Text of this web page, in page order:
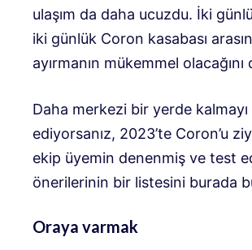
ulaşım da daha ucuzdu. İki
iki günlük Coron kasabası
ayırmanın mükemmel
Daha merkezi bir yerde
ediyorsanız, 2023’te Coron’u
ekip üyemin denenmiş ve test
önerilerinin bir listesini burada
Oraya varmak